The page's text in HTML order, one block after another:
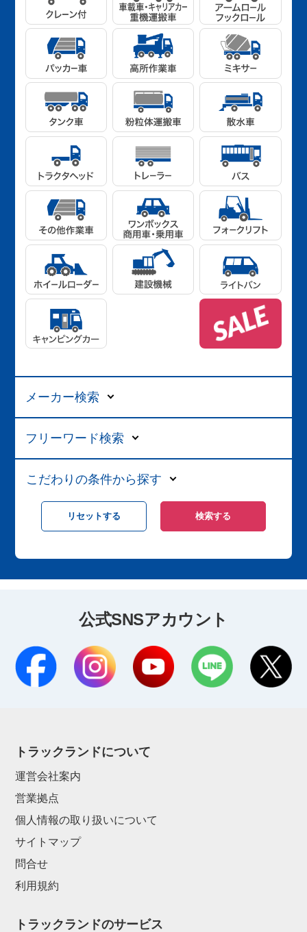
メーカー検索
フリーワード検索
こだわりの条件から探す
公式SNSアカウント
トラックランドについて
運営会社案内
営業拠点
個人情報の取り扱いについて
サイトマップ
問合せ
利用規約
トラックランドのサービス